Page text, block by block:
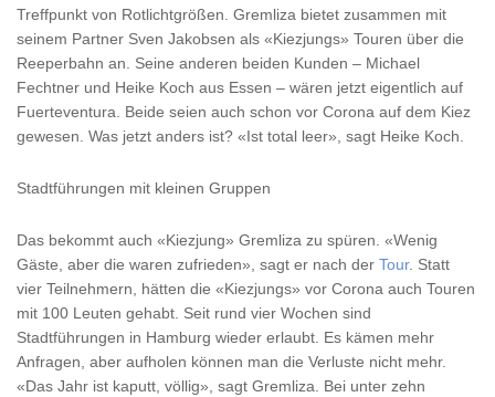
Treffpunkt von Rotlichtgrößen. Gremliza bietet zusammen mit
seinem Partner Sven Jakobsen als «Kiezjungs» Touren über die
Reeperbahn an. Seine anderen beiden Kunden – Michael
Fechtner und Heike Koch aus Essen – wären jetzt eigentlich auf
Fuerteventura. Beide seien auch schon vor Corona auf dem Kiez
gewesen. Was jetzt anders ist? «Ist total leer», sagt Heike Koch.
Stadtführungen mit kleinen Gruppen
Das bekommt auch «Kiezjung» Gremliza zu spüren. «Wenig
Gäste, aber die waren zufrieden», sagt er nach der Tour. Statt
vier Teilnehmern, hätten die «Kiezjungs» vor Corona auch Touren
mit 100 Leuten gehabt. Seit rund vier Wochen sind
Stadtführungen in Hamburg wieder erlaubt. Es kämen mehr
Anfragen, aber aufholen können man die Verluste nicht mehr.
«Das Jahr ist kaputt, völlig», sagt Gremliza. Bei unter zehn